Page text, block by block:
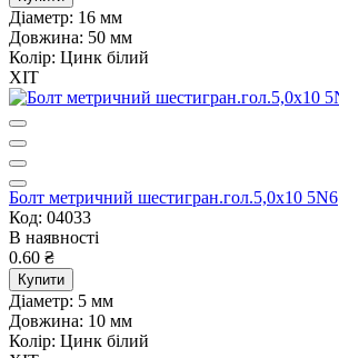
Діаметр: 16 мм
Довжина: 50 мм
Колір: Цинк білий
ХІТ
Болт метричний шестигран.гол.5,0х10 5N6
Код: 04033
В наявності
0.60 ₴
Купити
Діаметр: 5 мм
Довжина: 10 мм
Колір: Цинк білий